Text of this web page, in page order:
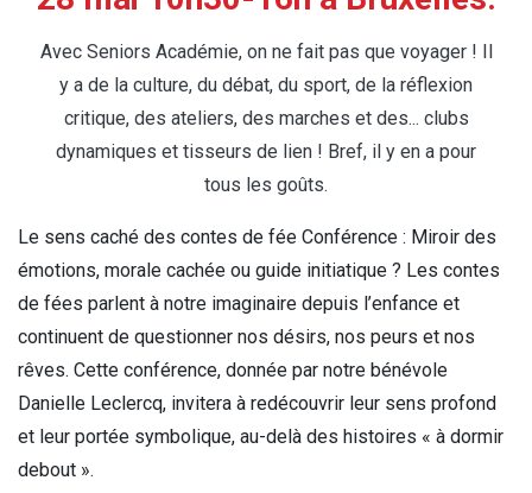
Avec Seniors Académie, on ne fait pas que voyager ! Il
y a de la culture, du débat, du sport, de la réflexion
critique, des ateliers, des marches et des... clubs
dynamiques et tisseurs de lien ! Bref, il y en a pour
tous les goûts.
Le sens caché des contes de fée Conférence : Miroir des
émotions, morale cachée ou guide initiatique ? Les contes
de fées parlent à notre imaginaire depuis l’enfance et
continuent de questionner nos désirs, nos peurs et nos
rêves. Cette conférence, donnée par notre bénévole
Danielle Leclercq, invitera à redécouvrir leur sens profond
et leur portée symbolique, au-delà des histoires « à dormir
debout ».